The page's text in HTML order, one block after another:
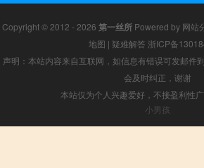
Copyright © 2012 - 2026 第一丝所 Powered by 网站
地图 | 疑难解答 浙ICP备
声明：本站内容来自互联网，如信息有错误可发邮件
会及时纠正，谢谢
本站仅为个人兴趣爱好，不接盈利性
小男孩